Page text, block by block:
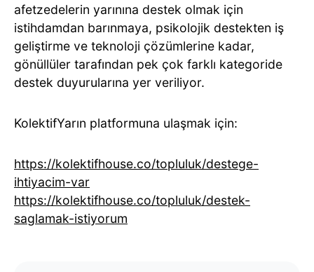
afetzedelerin yarınına destek olmak için
istihdamdan barınmaya, psikolojik destekten iş
geliştirme ve teknoloji çözümlerine kadar,
gönüllüler tarafından pek çok farklı kategoride
destek duyurularına yer veriliyor.
KolektifYarın platformuna ulaşmak için:
https://kolektifhouse.co/topluluk/destege-
ihtiyacim-var
https://kolektifhouse.co/topluluk/destek-
saglamak-istiyorum